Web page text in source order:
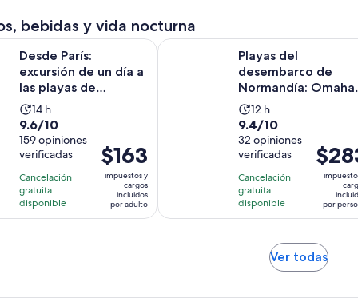
bebidas y vida nocturna
Desde París:
excursión de un día a
las playas de
Normandía y al
cementerio ...
La
actividad
dura
14
horas
14 h
9.6
de
10
con
159
opiniones
9.6/10
159 opiniones
verificadas
Cancelación
gratuita
disponible
El
precio
es
de
$163.
$163
impuestos y
cargos
incluidos
por adulto
excursión de un día a las playas de Normandía y al
Playas del
desembarco de
Normandía: Omaha,
el Cementerio
Estadounidense y d...
La
actividad
dura
12
horas
12 h
9.4
de
10
con
32
opiniones
9.4/10
32 opiniones
verificadas
Cancelación
gratuita
disponible
El
precio
es
de
$283.
persona
por
Playas del desembarco de
Ver todasSe